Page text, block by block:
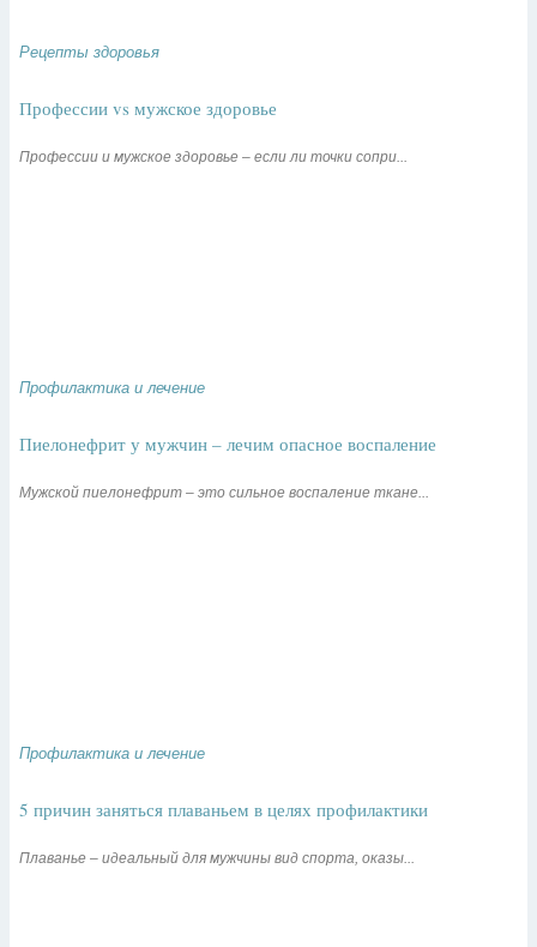
Рецепты здоровья
Профессии vs мужское здоровье
Профессии и мужское здоровье – если ли точки сопри...
Профилактика и лечение
Пиелонефрит у мужчин – лечим опасное воспаление
Мужской пиелонефрит – это сильное воспаление ткане...
Профилактика и лечение
5 причин заняться плаваньем в целях профилактики
Плаванье – идеальный для мужчины вид спорта, оказы...